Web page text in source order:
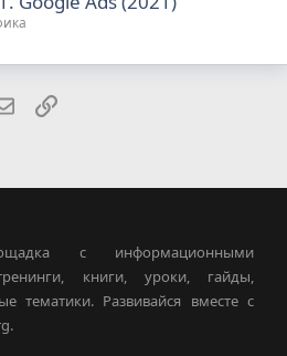
Электронная почта
Ссылка
с информационными
книги, уроки, гайды,
тематики. Развивайся вместе с